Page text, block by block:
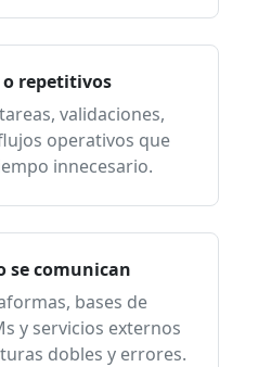
o repetitivos
validaciones,
operativos que
innecesario.
se comunican
bases de
y servicios externos
dobles y errores.